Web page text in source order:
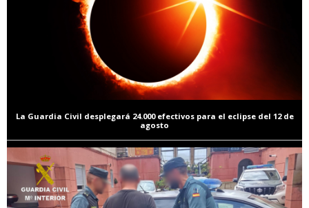
La Guardia Civil desplegará 24.000 efectivos para el eclipse del 12 de
agosto